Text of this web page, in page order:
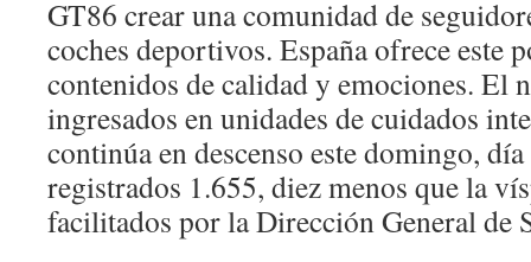
GT86 crear una comunidad de
coches deportivos. España ofrece este
contenidos de calidad y emociones. El
ingresados en unidades de cuidados
continúa en descenso este domingo,
registrados 1.655, diez menos que la
facilitados por la Dirección General de